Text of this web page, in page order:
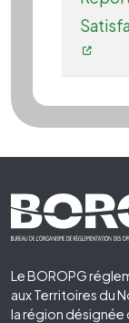
Footer
Le BOROPG
aux Territoires du
la région désignée